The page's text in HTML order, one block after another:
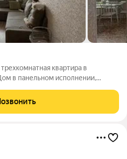
квартира в
в панельном исполнении,
просторная прихожая,